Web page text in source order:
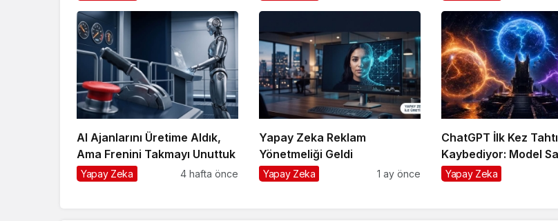
AI Ajanlarını Üretime Aldık,
Ama Frenini Takmayı Unuttuk
Yapay Zeka 4 hafta önce
Yapay Zeka Reklam
Yönetmeliği Geldi
Yapay Zeka 1 ay önce
ChatGPT İlk Kez
Kaybediyor: Model
Girişimcinin Tek
Yapay Zeka